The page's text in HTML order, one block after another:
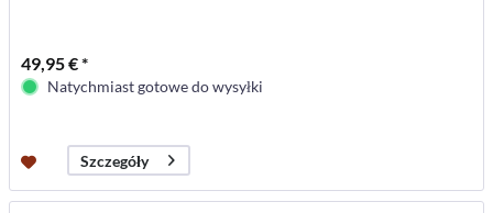
49,95 € *
Natychmiast gotowe do wysyłki
Szczegóły